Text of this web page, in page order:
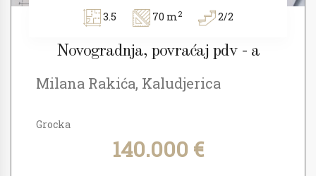
3.5 70 m2 2/2
Novogradnja, povraćaj pdv - a
Milana Rakića, Kaludjerica
Grocka
140.000 €